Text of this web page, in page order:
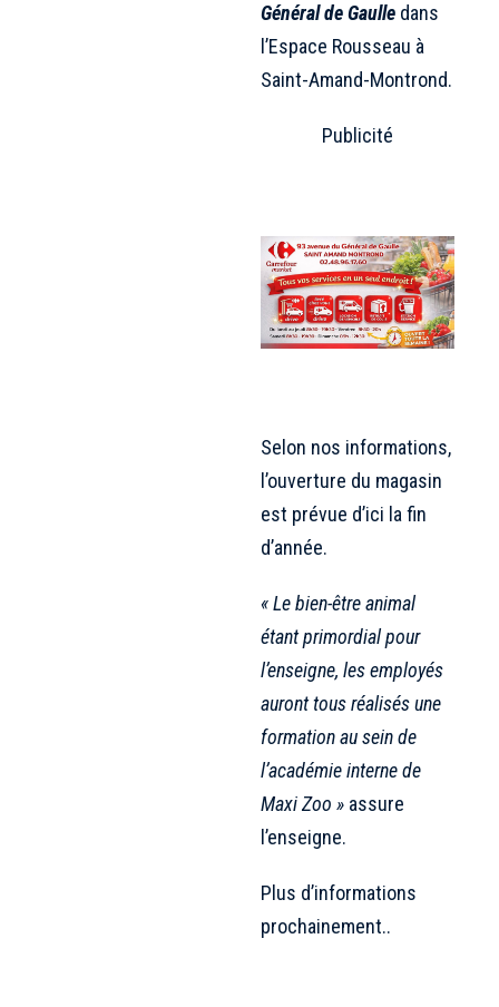
Général de Gaulle dans
l’Espace Rousseau à
Saint-Amand-Montrond.
Publicité
Selon nos informations,
l’ouverture du magasin
est prévue d’ici la fin
d’année.
« Le bien-être animal
étant primordial pour
l’enseigne, les employés
auront tous réalisés une
formation au sein de
l’académie interne de
Maxi Zoo » assure
l’enseigne.
Plus d’informations
prochainement..